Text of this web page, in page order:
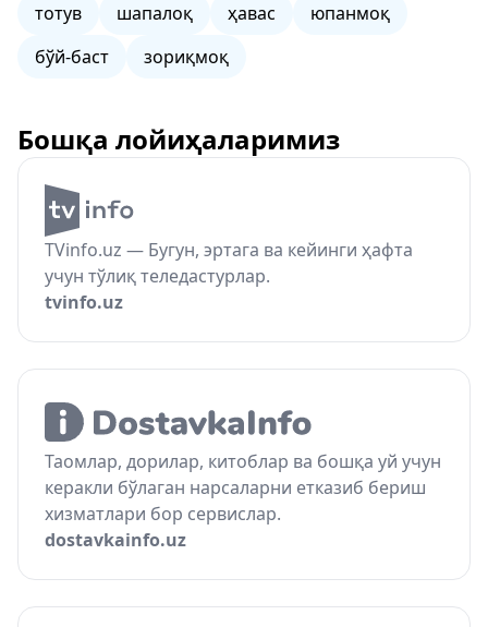
тотув
шапалоқ ҳавас
юпанмоқ
бўй-баст
зориқмоқ
Бошқа лойиҳаларимиз
TVinfo.uz — Бугун, эртага ва кейинги ҳафта
учун тўлиқ теледастурлар.
tvinfo.uz
Таомлар, дорилар, китоблар ва бошқа уй учун
керакли бўлаган нарсаларни етказиб бериш
хизматлари бор сервислар.
dostavkainfo.uz